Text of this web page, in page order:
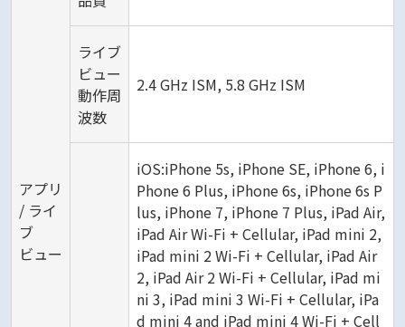
アプリ
/ ライ
ブ
ビュー
ライブ
ビュー
動作周
波数
2.4 GHz ISM, 5.8 GHz ISM
iOS:iPhone 5s, iPhone SE, iPhone 6, i
Phone 6 Plus, iPhone 6s, iPhone 6s P
lus, iPhone 7, iPhone 7 Plus, iPad Air,
iPad Air Wi-Fi + Cellular, iPad mini 2,
iPad mini 2 Wi-Fi + Cellular, iPad Air
2, iPad Air 2 Wi-Fi + Cellular, iPad mi
ni 3, iPad mini 3 Wi-Fi + Cellular, iPa
d mini 4 and iPad mini 4 Wi-Fi + Cell